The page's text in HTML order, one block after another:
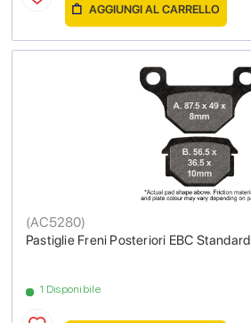
AGGIUNGI AL CARRELLO
Pastiglie Freni Posteriori EBC
(AC5280)
1 Disponibile